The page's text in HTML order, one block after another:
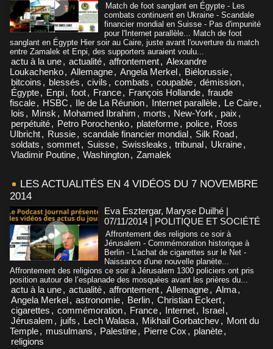
Match de foot sanglant en Égypte - Les
combats continuent en Ukraine - Scandale
financier mondial en Suisse - Pas d'impunité
pour l'Internet parallèle... Match de foot
sanglant en Égypte Hier soir au Caire, juste avant l'ouverture du match
entre Zamalek et Enpi, des supporters auraient voulu...
actu à la une, actualité, affrontement, Alexandre
Loukachenko, Allemagne, Angela Merkel, Biélorussie,
bitcoins , blessés , civils , combats , coupable, démission,
Égypte, Enpi, foot, France, François Hollande, fraude
fiscale, HSBC , Ile de La Réunion, Internet parallèle, Le Caire,
lois , Minsk , Mohamed Ibrahim , morts , New-York , paix ,
perpétuité, Petro Porochenko, plateforme, police, Ross
Ulbricht, Russie, scandale financier mondial, Silk Road,
soldats , sommet, Suisse, Swissleaks , tribunal, Ukraine,
Vladimir Poutine, Washington, Zamalek
LES ACTUALITÉS EN 4 VIDÉOS DU 7 NOVEMBRE
2014
Eva Esztergar, Maryse Duilhé |
07/11/2014 | POLITIQUE ET SOCIÉTÉ
Affrontement des religions ce soir à
Jérusalem - Commémoration historique à
Berlin - L'achat de cigarettes sur le Net -
Naissance d'une nouvelle planète...
Affrontement des religions ce soir à Jérusalem 1300 policiers ont pris
position autour de l’esplanade des mosquées avant les prières du...
actu à la une, actualité, affrontement, Allemagne, Alma,
Angela Merkel, astronomie, Berlin, Christian Eckert,
cigarettes , commémoration, France, Internet, Israel,
Jérusalem , juifs , Lech Walasa, Mikhail Gorbatchev, Mont du
Temple, musulmans , Palestine, Pierre Cox , planète,
religions